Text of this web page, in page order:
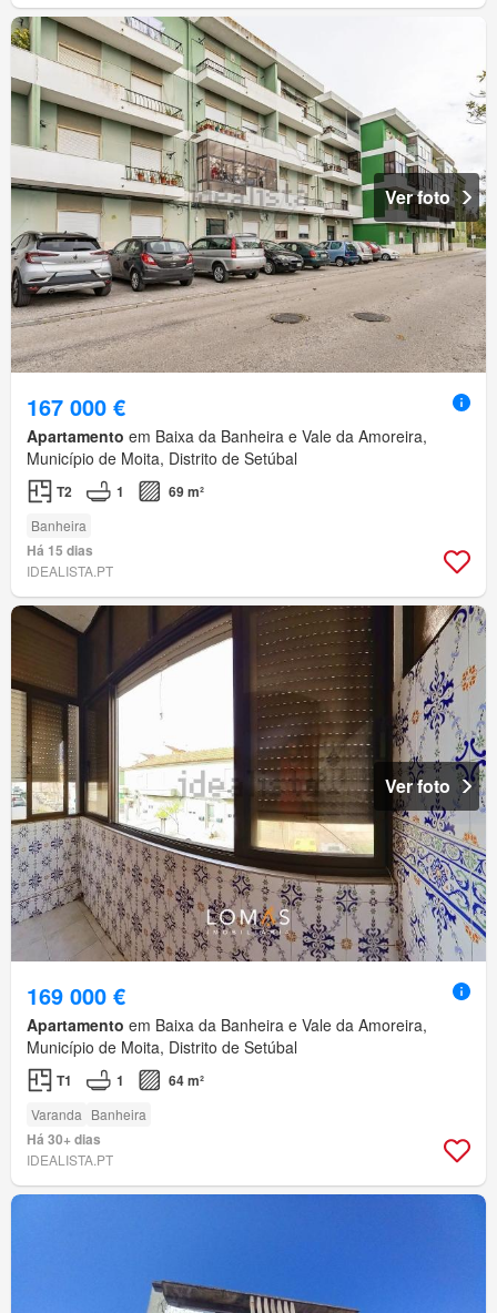
Ver foto
167 000 €
Apartamento em Baixa da Banheira e Vale da Amoreira,
Município de Moita, Distrito de Setúbal
T2 1 69 m²
Banheira
Há 15 dias
IDEALISTA.PT
Ver foto
169 000 €
Apartamento em Baixa da Banheira e Vale da Amoreira,
Município de Moita, Distrito de Setúbal
T1 1 64 m²
Varanda Banheira
Há 30+ dias
IDEALISTA.PT